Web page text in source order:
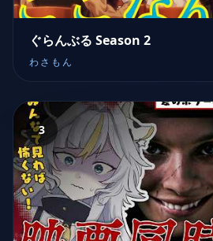
ぐらんぶる Season 2
わさもん
3